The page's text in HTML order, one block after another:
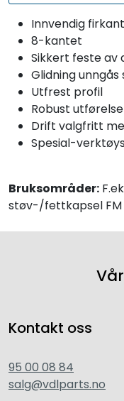
Innvendig firkant
8-kantet
Sikkert feste av
Glidning
Utfrest profil
Robust utførelse
Drift valgfritt
Spesial-
Bruksområder:
støv-/fettkapsel FM
Kontakt oss
95 00 08 84
salg@vdlparts.no